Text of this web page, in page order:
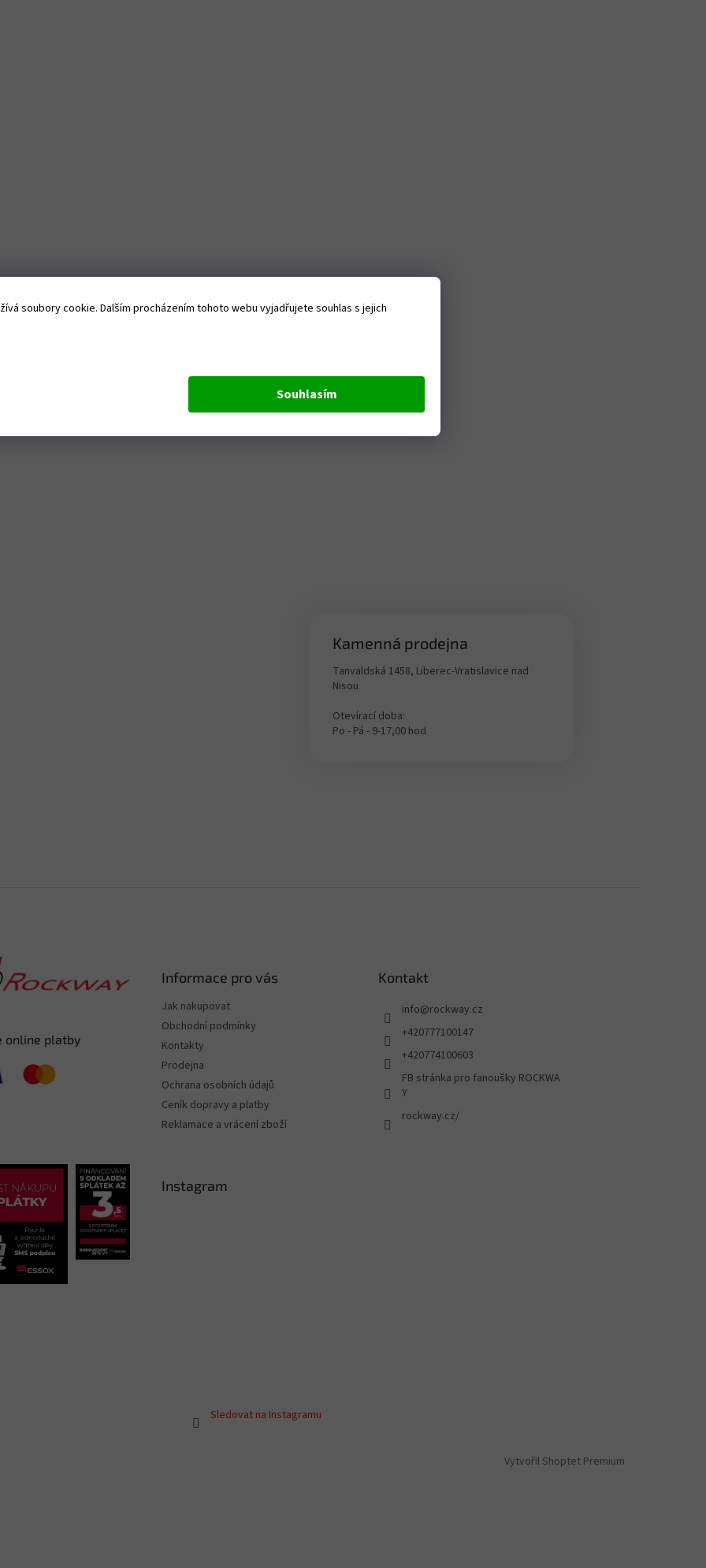
soubory cookie. Dalším procházením tohoto webu vyjadřujete souhlas s jejich
Souhlasím
Kamenná prodejna
Tanvaldská 1458, Liberec-Vratislavice nad
Nisou
Otevírací doba:
Po - Pá - 9-17,00 hod
online platby
Informace pro vás
Jak nakupovat
Obchodní podmínky
Kontakty
Prodejna
Ochrana osobních údajů
Ceník dopravy a platby
Reklamace a vrácení zboží
Kontakt
info@rockway.cz
+420777100147
+420774100603
FB stránka pro fanoušky ROCKWA
Y
rockway.cz/
Instagram
Sledovat na Instagramu
Vytvořil Shoptet Premium